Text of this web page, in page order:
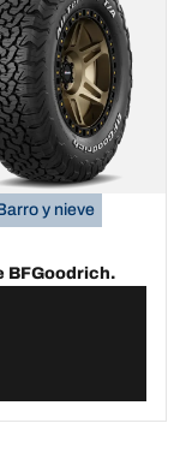
y nieve
BFGoodrich.